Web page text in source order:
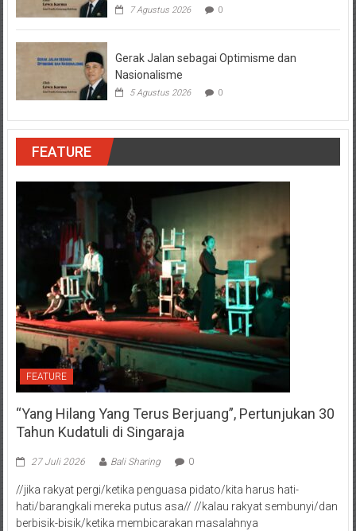
7 Agustus 2026 0
Gerak Jalan sebagai Optimisme dan
Nasionalisme
5 Agustus 2026 0
FEATURE
FEATURE
“Yang Hilang Yang Terus Berjuang”, Pertunjukan 30
Tahun Kudatuli di Singaraja
27 Juli 2026 Bali Sharing 0
//jika rakyat pergi/ketika penguasa pidato/kita harus hati-
hati/barangkali mereka putus asa// //kalau rakyat sembunyi/dan
berbisik-bisik/ketika membicarakan masalahnya